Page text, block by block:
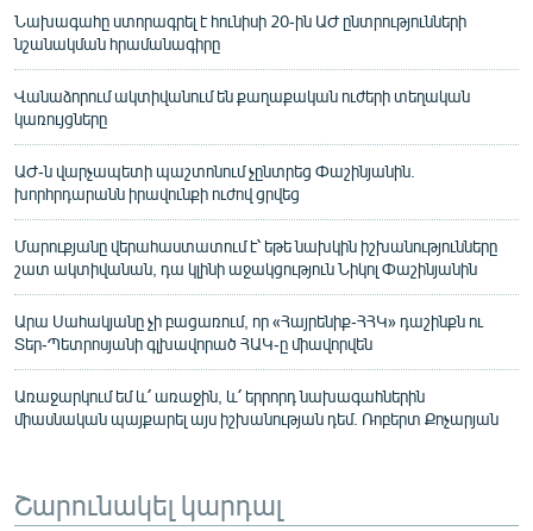
Նախագահը ստորագրել է հունիսի 20-ին ԱԺ ընտրությունների
նշանակման հրամանագիրը
Վանաձորում ակտիվանում են քաղաքական ուժերի տեղական
կառույցները
ԱԺ-ն վարչապետի պաշտոնում չընտրեց Փաշինյանին.
խորհրդարանն իրավունքի ուժով ցրվեց
Մարուքյանը վերահաստատում է՝ եթե նախկին իշխանությունները
շատ ակտիվանան, դա կլինի աջակցություն Նիկոլ Փաշինյանին
Արա Սահակյանը չի բացառում, որ «Հայրենիք-ՀՀԿ» դաշինքն ու
Տեր-Պետրոսյանի գլխավորած ՀԱԿ-ը միավորվեն
Առաջարկում եմ և՛ առաջին, և՛ երրորդ նախագահներին
միասնական պայքարել այս իշխանության դեմ. Ռոբերտ Քոչարյան
Շարունակել կարդալ